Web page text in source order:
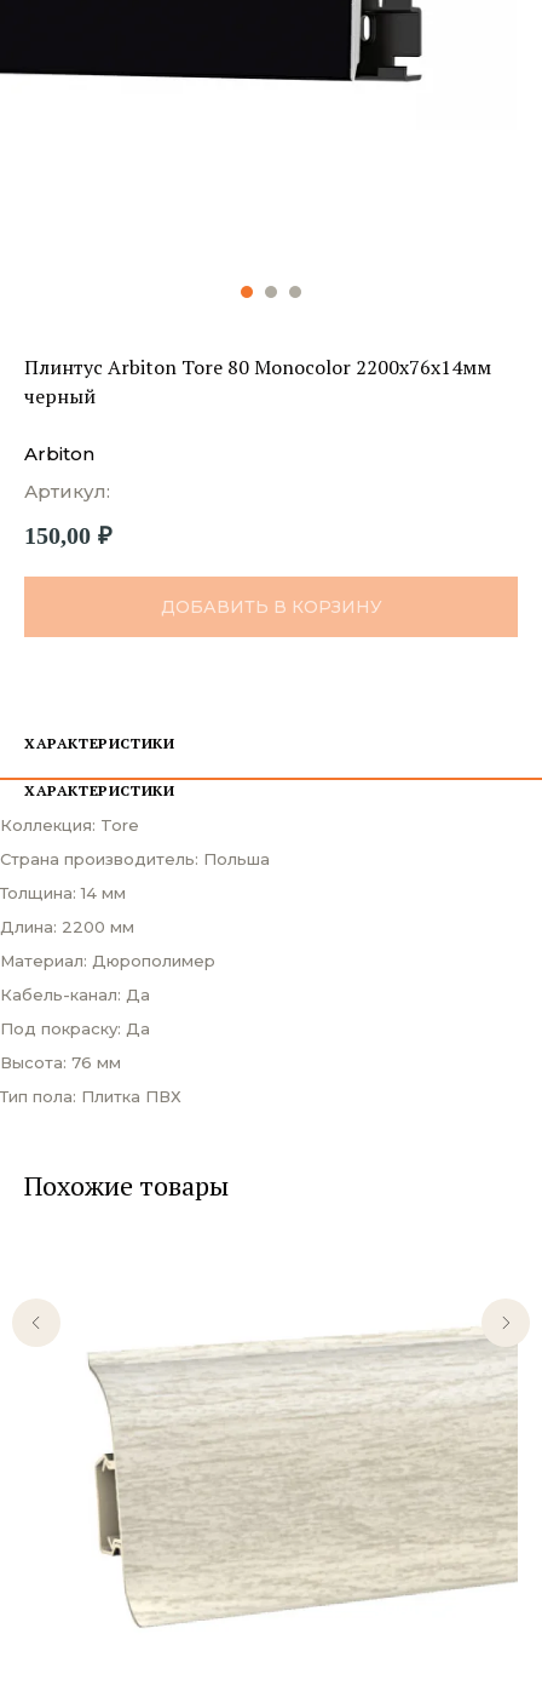
Плинтус Arbiton Tore 80 Monocolor 2200х76х14мм
черный
Arbiton
Артикул:
150,00 ₽
ДОБАВИТЬ В КОРЗИНУ
ХАРАКТЕРИСТИКИ
ХАРАКТЕРИСТИКИ
Коллекция: Tore
Страна производитель: Польша
Толщина: 14 мм
Длина: 2200 мм
Материал: Дюрополимер
Кабель-канал: Да
Под покраску: Да
Высота: 76 мм
Тип пола: Плитка ПВХ
Похожие товары